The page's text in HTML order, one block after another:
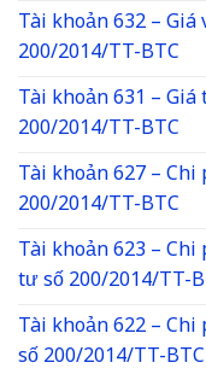
Tài khoản 632 –
200/2014/TT-BTC
Tài khoản 631 –
200/2014/TT-BTC
Tài khoản 627 –
200/2014/TT-BTC
Tài khoản 623 –
tư số 200/2014/TT-
Tài khoản 622 –
số 200/2014/TT-BTC